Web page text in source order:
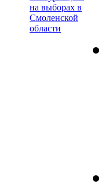
на выборах в
Смоленской
области